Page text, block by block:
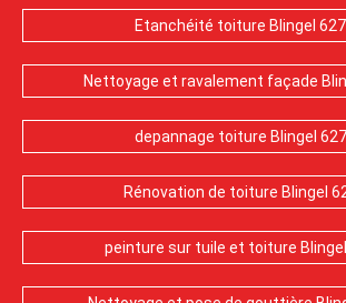
Etanchéité toiture Blingel
Nettoyage et ravalement façade
depannage toiture Blingel
Rénovation de toiture Blingel
peinture sur tuile et toiture